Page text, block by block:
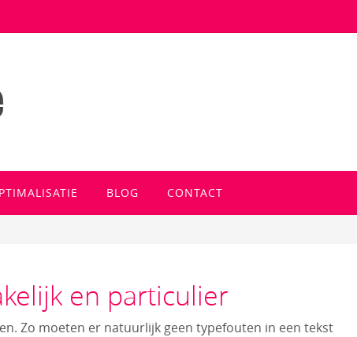
BLOG CONTACT
en particulier
Zo moeten er natuurlijk geen typefouten in een tekst